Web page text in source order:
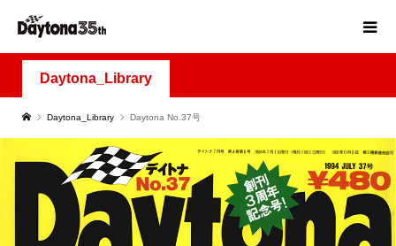
Daytona_Library
Daytona_Library Daytona No.37号